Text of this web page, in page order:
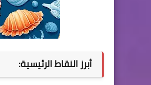
أبرز النقاط الرئيسية: